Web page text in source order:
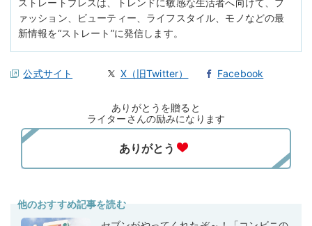
ストレートプレスは、トレンドに敏感な生活者へ向けて、フ
ァッション、ビューティー、ライフスタイル、モノなどの最
新情報を“ストレート”に発信します。
公式サイト X（旧Twitter） Facebook
ありがとうを贈ると
ライターさんの励みになります
他のおすすめ記事を読む